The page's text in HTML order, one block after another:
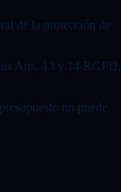
de la protección de
Arts. 13 y 14 RGPD,
no puede,